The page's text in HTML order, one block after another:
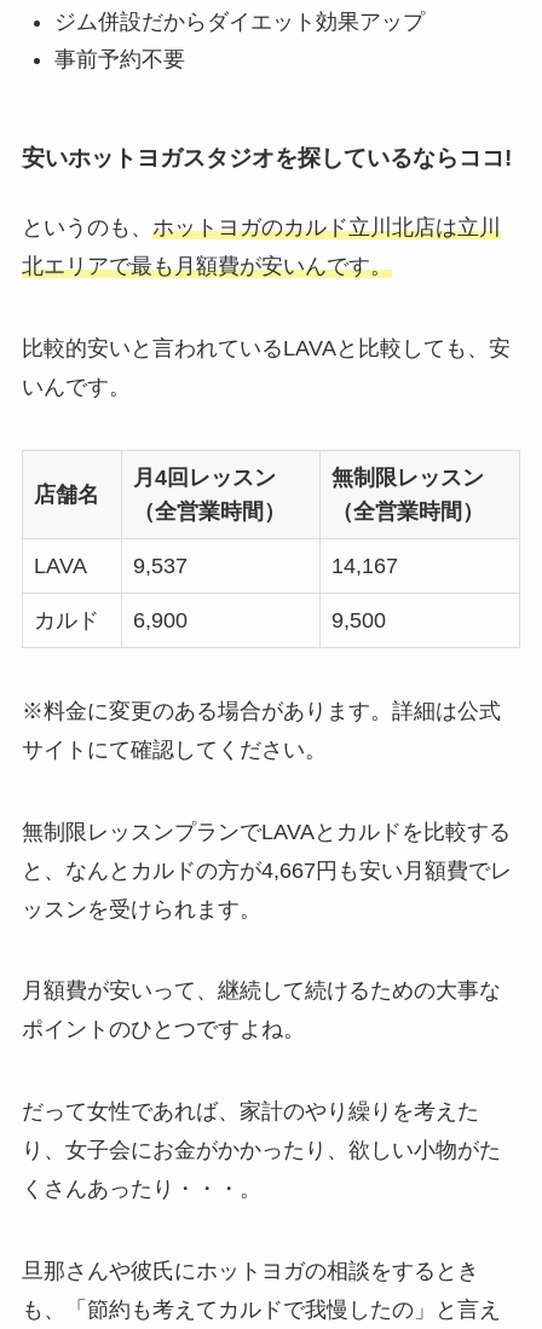
ジム併設だからダイエット効果アップ
事前予約不要
安いホットヨガスタジオを探しているならココ!
というのも、 ホットヨガのカルド立川北店は立川
北エリアで最も月額費が安いんです。
比較的安いと言われているLAVAと比較しても、安
いんです。
店舗名
月4回レッスン
（全営業時間）
無制限レッスン
（全営業時間）
LAVA 9,537 14,167
カルド 6,900 9,500
※料金に変更のある場合があります。詳細は公式
サイトにて確認してください。
無制限レッスンプランでLAVAとカルドを比較する
と、なんと カルドの方が4,667円も安い月額費でレ
ッスンを受けられます。
月額費が安いって、継続して続けるための大事な
ポイントのひとつですよね。
だって女性であれば、家計のやり繰りを考えた
り、女子会にお金がかかったり、欲しい小物がた
くさんあったり・・・。
旦那さんや彼氏にホットヨガの相談をするとき
も、「節約も考えてカルドで我慢したの」と言え